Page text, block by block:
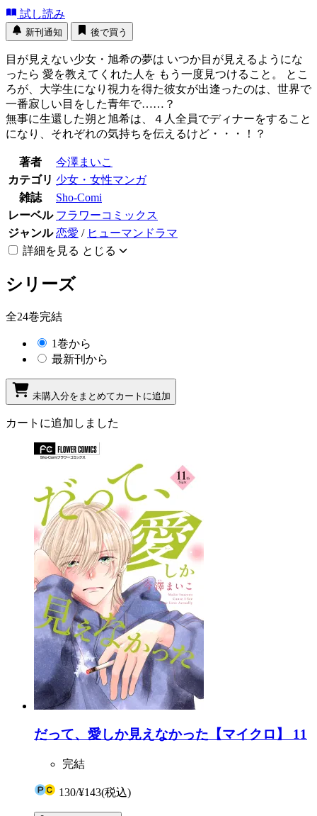
試し読み
新刊通知 後で買う
目が見えない少女・旭希の夢は いつか目が見えるようにな
ったら 愛を教えてくれた人を もう一度見つけること。 とこ
ろが、大学生になり視力を得た彼女が出逢ったのは、世界で
一番寂しい目をした青年で……？
無事に生還した朔と旭希は、４人全員でディナーをすること
になり、それぞれの気持ちを伝えるけど・・・！？
著者
今澤まいこ
カテゴリ 少女・女性マンガ
雑誌
Sho-Comi
レーベル フラワーコミックス
ジャンル 恋愛 / ヒューマンドラマ
詳細を見る とじる
シリーズ
全24巻完結
1巻から
最新刊から
未購入分をまとめてカートに追加
カートに追加しました
だって、愛しか見えなかった【マイクロ】 11
完結
130/¥143(税込)